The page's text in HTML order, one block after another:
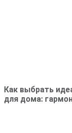
Как выбрать
для дома: